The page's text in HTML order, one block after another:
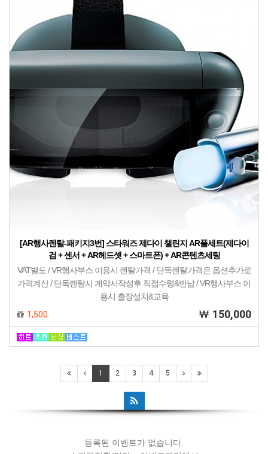
[AR행사렌탈-패키지3번] 스타워즈 제다이 챌린지 AR풀세트(제다이
검 + 센서 + AR헤드셋 + 스마트폰) + AR콘텐츠세팅
VAT별도 / VR행사부스 이용시 렌탈가격 / 단독렌탈가격은 옵션추가로
가격계산 / 단독렌탈시 계약서작성후 직접수령&반납 / VR행사부스 이
용시 출장설치&교육
1,500
150,000
1 2 3 4 5
등록된 이벤트가 없습니다.
쇼핑몰현황/기타 > 이벤트관리에서
이벤트를 등록해 주세요.
등록된 이벤트가 없습니다.